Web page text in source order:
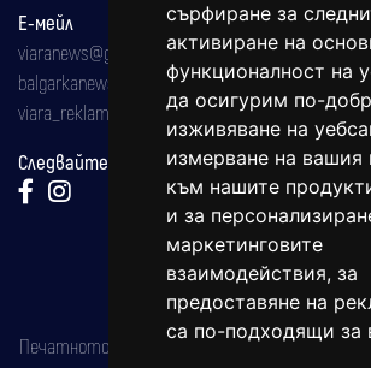
сърфиране за
активиране на
функционалност на
да осигурим по-
изживяване на
измерване на вашия
към нашите
и за
маркетинговите
взаимодействия, за
предоставяне на
са по-подходящи за
Е-мейл
viaranews@gmail.com
balgarkanews@gmail.com
viara_reklama@mail.bg
Следвайте ни:
Печатното издание на вестника е